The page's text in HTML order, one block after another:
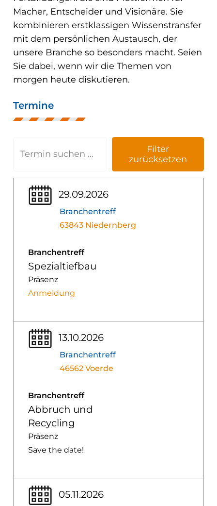
Macher, Entscheider und Visionäre. Sie
kombinieren erstklassigen Wissenstransfer
mit dem persönlichen Austausch, der
unsere Branche so besonders macht. Seien
Sie dabei, wenn wir die Themen von
morgen heute diskutieren.
Termine
Filter
zurücksetzen
29.09.2026
Branchentreff
63843 Niedernberg
Branchentreff
Spezialtiefbau
Präsenz
Anmeldung
13.10.2026
Branchentreff
46562 Voerde
Branchentreff
Abbruch und
Recycling
Präsenz
Save the date!
05.11.2026